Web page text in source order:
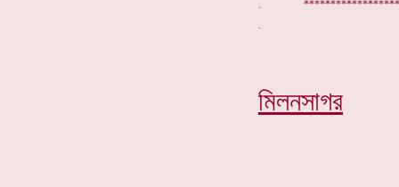
.
মিলনসাগর